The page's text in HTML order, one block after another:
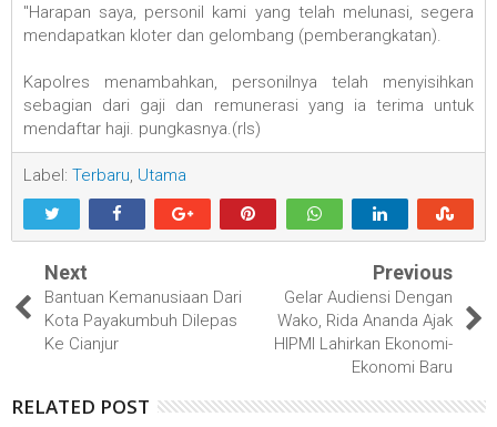
"Harapan saya, personil kami yang telah melunasi, segera
mendapatkan kloter dan gelombang (pemberangkatan).
Kapolres menambahkan, personilnya telah menyisihkan
sebagian dari gaji dan remunerasi yang ia terima untuk
mendaftar haji. pungkasnya.(rls)
Label: Terbaru, Utama
Next
Bantuan Kemanusiaan Dari
Kota Payakumbuh Dilepas
Ke Cianjur
Previous
Gelar Audiensi Dengan
Wako, Rida Ananda Ajak
HIPMI Lahirkan Ekonomi-
Ekonomi Baru
RELATED POST